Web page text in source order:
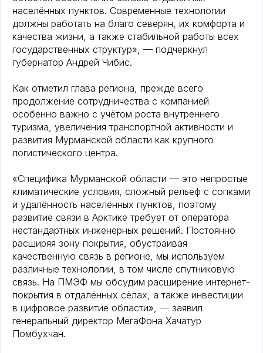
населённых пунктов. Современные технологии
должны работать на благо северян, их комфорта и
качества жизни, а также стабильной работы всех
государственных структур», — подчеркнул
губернатор Андрей Чибис.
Как отметил глава региона, прежде всего
продолжение сотрудничества с компанией
особенно важно с учётом роста внутреннего
туризма, увеличения транспортной активности и
развития Мурманской области как крупного
логистического центра.
«Специфика Мурманской области — это непростые
климатические условия, сложный рельеф с сопками
и удалённость населённых пунктов, поэтому
развитие связи в Арктике требует от оператора
нестандартных инженерных решений. Постоянно
расширяя зону покрытия, обустраивая
качественную связь в регионе, мы используем
различные технологии, в том числе спутниковую
связь. На ПМЭФ мы обсудим расширение интернет-
покрытия в отдалённых сёлах, а также инвестиции
в цифровое развитие области», — заявил
генеральный директор МегаФона Хачатур
Помбухчан.